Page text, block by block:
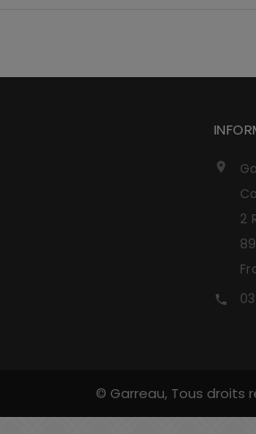

2

© Garreau, Tous droits